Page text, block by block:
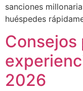
sanciones
huéspedes
Consejos
2026